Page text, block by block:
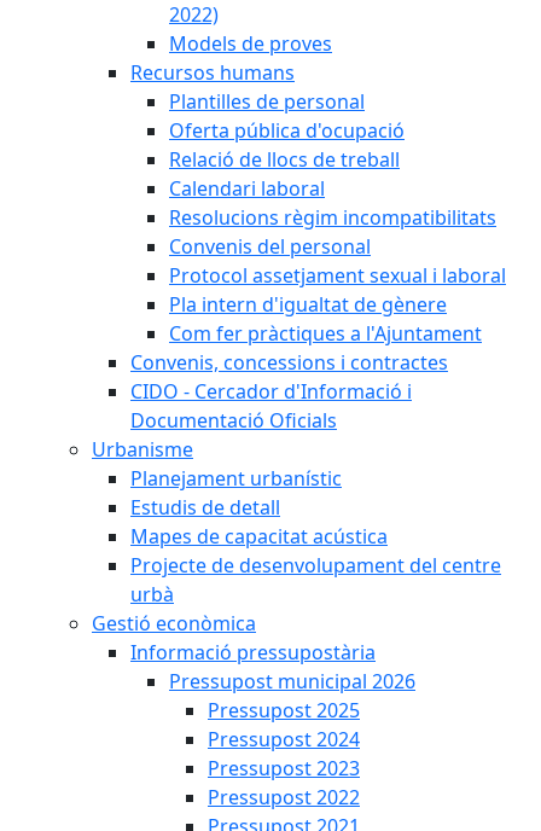
2022)
Models de proves
Recursos humans
Plantilles de personal
Oferta pública d'ocupació
Relació de llocs de treball
Calendari laboral
Resolucions règim incompatibilitats
Convenis del personal
Protocol assetjament sexual i laboral
Pla intern d'igualtat de gènere
Com fer pràctiques a l'Ajuntament
Convenis, concessions i contractes
CIDO - Cercador d'Informació i
Documentació Oficials
Urbanisme
Planejament urbanístic
Estudis de detall
Mapes de capacitat acústica
Projecte de desenvolupament del centre
urbà
Gestió econòmica
Informació pressupostària
Pressupost municipal 2026
Pressupost 2025
Pressupost 2024
Pressupost 2023
Pressupost 2022